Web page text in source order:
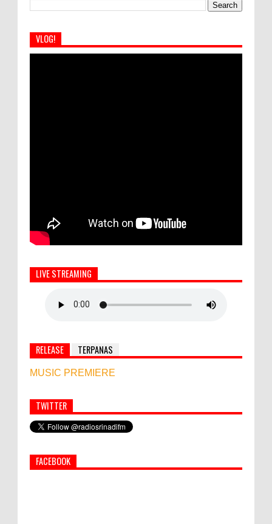
VLOG!
LIVE STREAMING
RELEASE TERPANAS
MUSIC PREMIERE
Simbol Persahabatan, RI Bangun Islamic Centre di
Afghanistan
PEMKAB KLUNGKUNG GELAR PASAR
TWITTER
FACEBOOK